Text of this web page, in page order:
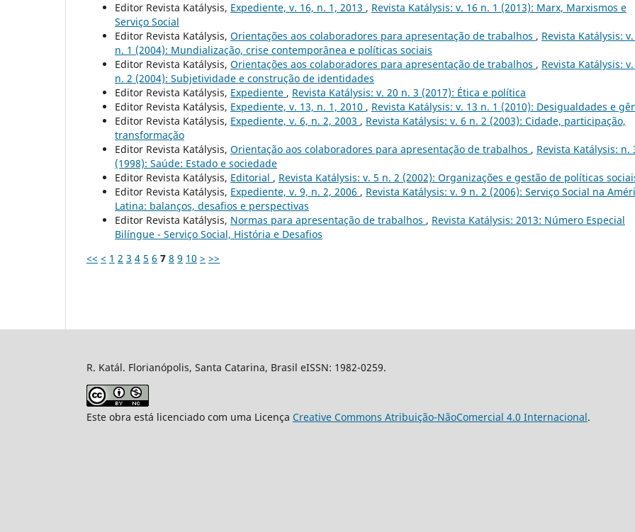
Editor Revista Katálysis, Expediente, v. 16, n. 1, 2013 , Revista Katálysis: v. 16 n. 1 (2013): Marx, Marxismos e
Serviço Social
Editor Revista Katálysis, Orientações aos colaboradores para apresentação de trabalhos , Revista Katálysis:
n. 1 (2004): Mundialização, crise contemporânea e políticas sociais
Editor Revista Katálysis, Orientações aos colaboradores para apresentação de trabalhos , Revista Katálysis:
n. 2 (2004): Subjetividade e construção de identidades
Editor Revista Katálysis, Expediente , Revista Katálysis: v. 20 n. 3 (2017): Ética e política
Editor Revista Katálysis, Expediente, v. 13, n. 1, 2010 , Revista Katálysis: v. 13 n. 1 (2010): Desigualdades e
Editor Revista Katálysis, Expediente, v. 6, n. 2, 2003 , Revista Katálysis: v. 6 n. 2 (2003): Cidade, participação,
transformação
Editor Revista Katálysis, Orientação aos colaboradores para apresentação de trabalhos , Revista Katálysis: n.
(1998): Saúde: Estado e sociedade
Editor Revista Katálysis, Editorial , Revista Katálysis: v. 5 n. 2 (2002): Organizações e gestão de políticas
Editor Revista Katálysis, Expediente, v. 9, n. 2, 2006 , Revista Katálysis: v. 9 n. 2 (2006): Serviço Social na
Latina: balanços, desafios e perspectivas
Editor Revista Katálysis, Normas para apresentação de trabalhos , Revista Katálysis: 2013: Número Especial
Bilíngue - Serviço Social, História e Desafios
<< < 1 2 3 4 5 6 7 8 9 10 > >>
R. Katál. Florianópolis, Santa Catarina, Brasil eISSN: 1982-0259.
Este obra está licenciado com uma Licença Creative Commons Atribuição-NãoComercial 4.0 Internacional.